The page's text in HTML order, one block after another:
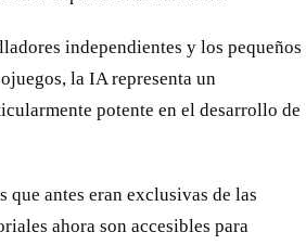
independientes y los pequeños
la IA representa un
potente en el desarrollo de
que antes eran exclusivas de las
ahora son accesibles para